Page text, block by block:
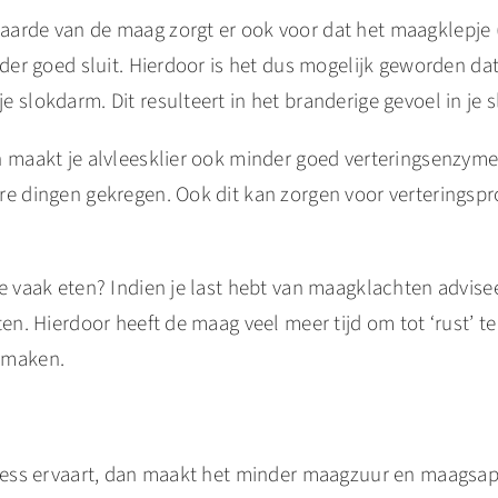
van de maag zorgt er ook voor dat het
goed sluit. Hierdoor is het dus mogelijk geworden
slokdarm. Dit resulteert in het branderige gevoel in je
maakt je alvleesklier ook minder goed
dingen gekregen. Ook dit kan zorgen voor
vaak eten? Indien je last hebt van maagklachten
Hierdoor heeft de maag veel meer tijd om tot ‘rust’
ervaart, dan maakt het minder maagzuur en